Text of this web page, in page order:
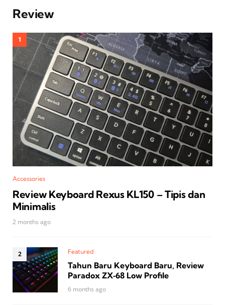
Review
Accessories
Review Keyboard Rexus KL150 – Tipis dan
Minimalis
2 months ago
Featured
Tahun Baru Keyboard Baru, Review
Paradox ZX‑68 Low Profile
6 months ago